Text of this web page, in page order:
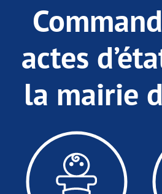
actes
la mairie